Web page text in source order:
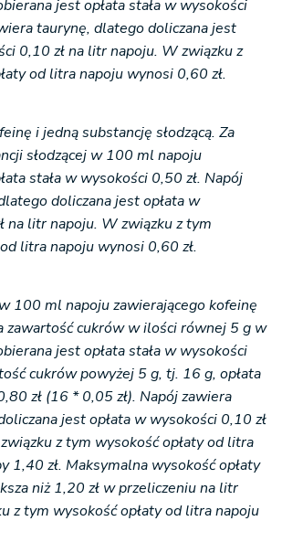
taurynę, dlatego doliczana jest
0,10 zł na litr napoju. W związku z
od litra napoju wynosi 0,60 zł.
i jedną substancję słodzącą. Za
słodzącej w 100 ml napoju
stała w wysokości 0,50 zł. Napój
doliczana jest opłata w
na litr napoju. W związku z tym
litra napoju wynosi 0,60 zł.
100 ml napoju zawierającego kofeinę
cukrów w ilości równej 5 g w
jest opłata stała w wysokości
cukrów powyżej 5 g, tj. 16 g, opłata
zł (16 * 0,05 zł). Napój zawiera
jest opłata w wysokości 0,10 zł
z tym wysokość opłaty od litra
1,40 zł. Maksymalna wysokość opłaty
niż 1,20 zł w przeliczeniu na litr
z tym wysokość opłaty od litra napoju